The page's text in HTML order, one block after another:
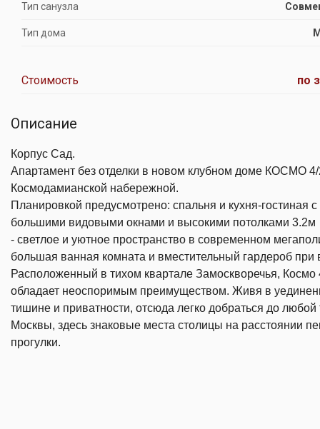
Тип санузла
Тип дома
Стоимость по
Описание
Корпус Сад.
Апартамент без отделки в новом клубном доме КОСМО
Космодамианской набережной.
Планировкой предусмотрено: спальня и кухня-гостиная с
большими видовыми окнами и высокими потолками 3.2м
- светлое и уютное пространство в современном
большая ванная комната и вместительный гардероб
Расположенный в тихом квартале Замоскворечья, Космо
обладает неоспоримым преимуществом. Живя в
тишине и приватности, отсюда легко добраться до любой
Москвы, здесь знаковые места столицы на расстоянии
прогулки.